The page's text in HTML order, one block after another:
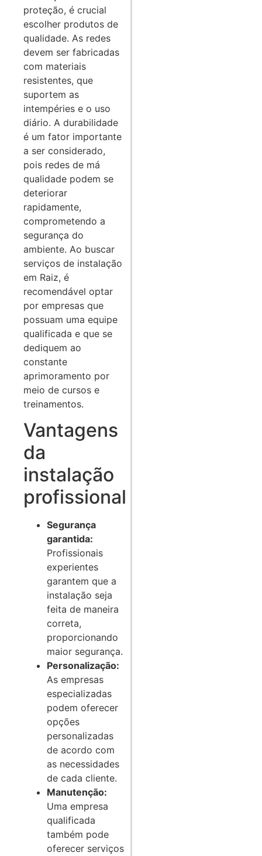
proteção, é crucial
escolher produtos de
qualidade. As redes
devem ser fabricadas
com materiais
resistentes, que
suportem as
intempéries e o uso
diário. A durabilidade
é um fator importante
a ser considerado,
pois redes de má
qualidade podem se
deteriorar
rapidamente,
comprometendo a
segurança do
ambiente. Ao buscar
serviços de instalação
em Raiz, é
recomendável optar
por empresas que
possuam uma equipe
qualificada e que se
dediquem ao
constante
aprimoramento por
meio de cursos e
treinamentos.
Vantagens
da
instalação
profissional
Segurança
garantida:
Profissionais
experientes
garantem que a
instalação seja
feita de maneira
correta,
proporcionando
maior segurança.
Personalização:
As empresas
especializadas
podem oferecer
opções
personalizadas
de acordo com
as necessidades
de cada cliente.
Manutenção:
Uma empresa
qualificada
também pode
oferecer serviços